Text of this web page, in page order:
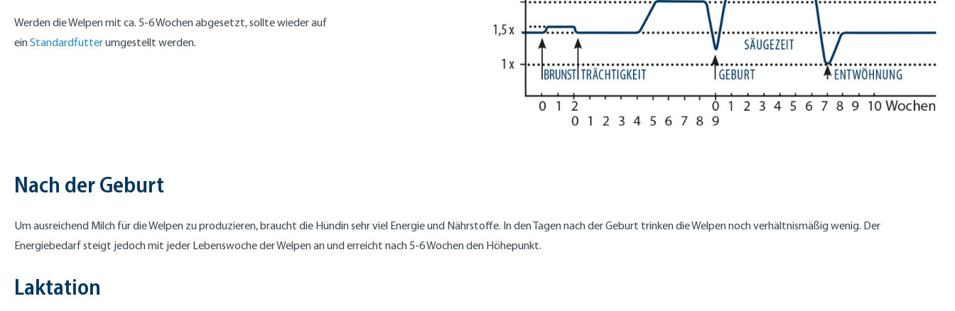
Werden die Welpen mit ca. 5-6 Wochen abgesetzt, sollte wieder auf
einStandardfutterumgestellt werden.
Nach der Geburt
Um ausreichend Milch für die Welpen zu produzieren, braucht die Hündin sehr viel Energie und Nährstoffe. In den Tagen nach der Geburt trinken die Welpen noch verhältnismäßig wenig. Der
Energiebedarf steigt jedoch mit jeder Lebenswoche der Welpen an und erreicht nach 5-6 Wochen den Höhepunkt.
Laktation